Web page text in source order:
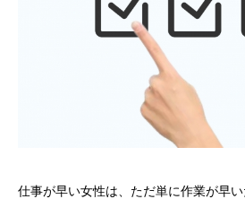
仕事が早い女性は、ただ単に作業が早